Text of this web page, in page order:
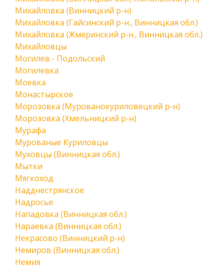
Михайловка (Винницкий р-н)
Михайловка (Гайсинский р-н., Винницкая обл.)
Михайловка (Жмеринский р-н., Винницкая обл.)
Михайловцы
Могилев - Подольский
Могилевка
Моевка
Монастырское
Морозовка (Мурованокуриловецкий р-н)
Морозовка (Хмельницкий р-н)
Мурафа
Мурованые Куриловцы
Муховцы (Винницкая обл.)
Мытки
Мягкоход
Надднестрянское
Надросье
Нападовка (Винницкая обл.)
Нараевка (Винницкая обл.)
Некрасово (Винницкий р-н)
Немиров (Винницкая обл.)
Немия